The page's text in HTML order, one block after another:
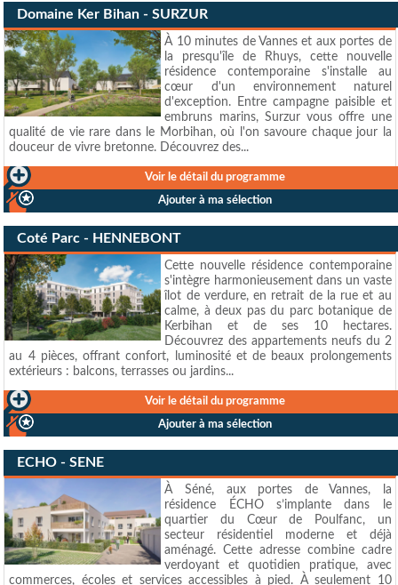
Domaine Ker Bihan - SURZUR
À 10 minutes de Vannes et aux portes de
la presqu'île de Rhuys, cette nouvelle
résidence contemporaine s'installe au
cœur d'un environnement naturel
d'exception. Entre campagne paisible et
embruns marins, Surzur vous offre une
qualité de vie rare dans le Morbihan, où l'on savoure chaque jour la
douceur de vivre bretonne. Découvrez des...
Voir le détail du programme
Ajouter à ma sélection
Coté Parc - HENNEBONT
Cette nouvelle résidence contemporaine
s'intègre harmonieusement dans un vaste
îlot de verdure, en retrait de la rue et au
calme, à deux pas du parc botanique de
Kerbihan et de ses 10 hectares.
Découvrez des appartements neufs du 2
au 4 pièces, offrant confort, luminosité et de beaux prolongements
extérieurs : balcons, terrasses ou jardins...
Voir le détail du programme
Ajouter à ma sélection
ECHO - SENE
À Séné, aux portes de Vannes, la
résidence ÉCHO s’implante dans le
quartier du Cœur de Poulfanc, un
secteur résidentiel moderne et déjà
aménagé. Cette adresse combine cadre
verdoyant et quotidien pratique, avec
commerces, écoles et services accessibles à pied. À seulement 10